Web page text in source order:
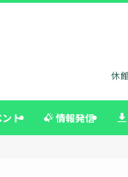
ト 情報発信
休